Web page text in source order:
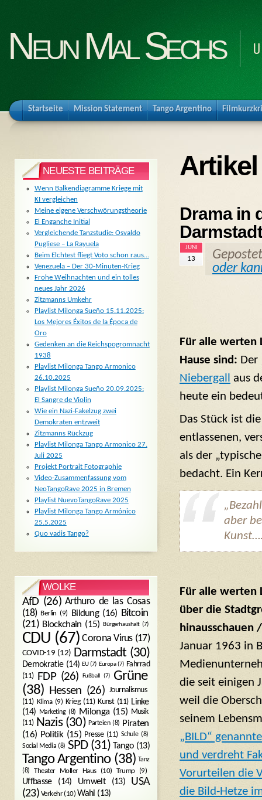
Neun Mal Sechs
Startseite Mission Statement Tango Argentino
Drama in
JUNI
13
oder
Für alle werten
Hause sind: Der
Niebergall
aus
heute ein
Das Stück ist
entlassenen,
als der
bedacht. Ein
aber
Für alle werten
über die
hinausschauen
Januar 1963 in
die seit einigen
weil die
seinem
„BILD“
und verdreht
Vorurteilen die
die Bild-Hetze
NEUESTE BEITRÄGE
Wenn Balkendiagramme Kriege mit
KI vergleichen
Meine eigene Verschwörungstheorie
El Enganche Initial
Vergleichende Tanzstudie: Osvaldo
Pugliese – La Rayuela
Beim Elchtest fliegt Voto schon raus…
Venezuela – Der 30-Minuten-Krieg
Frohe Weihnachten und ein tolles
neues Jahr 2026
Zitzmanns Umkehr
Playlist Milonga Sueño 15.11.2025:
Los Mejores Éxitos de la Época de
Oro
Gedenken an die Reichspogromnacht
1938
Playlist Milonga Tango Armonico
26.10.2025
Playlist Milonga Sueño 20.09.2025:
El Sangre de Violin
Wie ein Nazi-Fakelzug zwei
Demokraten entzweit
Zitzmanns Rückzug
Playlist Milonga Tango Armonico 27.
Juli 2025
Projekt Portrait Fotographie
Video-Zusammenfassung vom
NeoTangoRave 2025 in Bremen
Playlist NuevoTangoRave 2025
Playlist Milonga Tango Armónico
25.5.2025
Quo vadis Tango?
WOLKE
AfD(26) Arthuro de las Cosas
(18) Berlin (9) Bildung(16) Bitcoin
(21) Blockchain (15) Bürgerhaushalt (7)
CDU (67) Corona Virus(17)
COVID-19 (12) Darmstadt (30)
Demokratie(14) EU(7) Europa(7) Fahrrad
(11)
FDP(26) Fußball (7)
Grüne
(38) Hessen (26) Journalismus
(11) Klima(9) Krieg(11) Kunst(11) Linke
(14) Marketing(8) Milonga(15) Musik
(11) Nazis(30) Parteien(8) Piraten
(16) Politik(15) Presse(11) Schule(8)
Social Media (8) SPD(31) Tango(13)
Tango Argentino(38) Tanz
(8)
Theater Moller Haus(10) Trump(9)
Uffbasse(14) Umwelt(13)
USA
(23) Verkehr(10) Wahl (13)